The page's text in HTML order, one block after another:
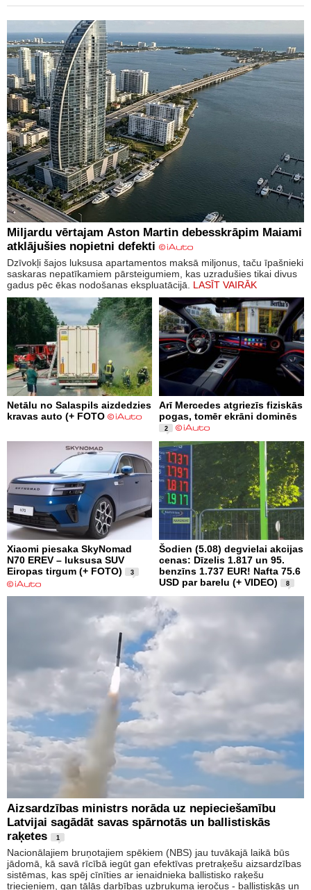
Miljardu vērtajam Aston Martin debesskrāpim Maiami
atklājušies nopietni defekti
Dzīvokļi šajos luksusa apartamentos maksā miljonus, taču īpašnieki
saskaras nepatīkamiem pārsteigumiem, kas uzradušies tikai divus
gadus pēc ēkas nodošanas ekspluatācijā. LASĪT VAIRĀK
Netālu no Salaspils aizdedzies
kravas auto (+ FOTO
Arī Mercedes atgriezīs fiziskās
pogas, tomēr ekrāni dominēs
2
Xiaomi piesaka SkyNomad
N70 EREV – luksusa SUV
Eiropas tirgum (+ FOTO)
3
Šodien (5.08) degvielai akcijas
cenas: Dīzelis 1.817 un 95.
benzīns 1.737 EUR! Nafta 75.6
USD par barelu (+ VIDEO)
8
Aizsardzības ministrs norāda uz nepieciešamību
Latvijai sagādāt savas spārnotās un ballistiskās
raķetes
1
Nacionālajiem bruņotajiem spēkiem (NBS) jau tuvākajā laikā būs
jādomā, kā savā rīcībā iegūt gan efektīvas pretraķešu aizsardzības
sistēmas, kas spēj cīnīties ar ienaidnieka ballistisko raķešu
triecieniem, gan tālās darbības uzbrukuma ieročus - ballistiskās un